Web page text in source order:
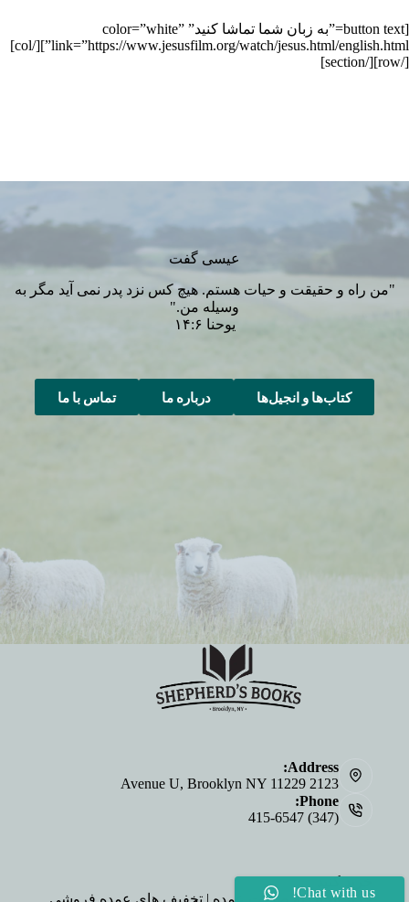
[button text=”به زبان شما تماشا کنید” color=”white”
link=”https://www.jesusfilm.org/watch/jesus.html/english.html”][/col]
[/row][/section]
عیسی گفت
"من راه و حقیقت و حیات هستم. هیچ کس نزد پدر نمی آید مگر به
وسیله من."
یوحنا ۱۴:۶
کتاب‌ها و انجیل‌ها درباره ما تماس با ما
Address:
2123 Avenue U, Brooklyn NY 11229
Phone:
(347) 415-6547
خرید کنید
خرید انجیل به صورت عمده | تخفیف های عمده فروشی
Chat with us!